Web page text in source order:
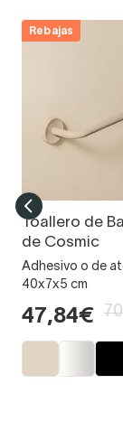
Rebajas
Toallero de
de Cosmic
Adhesivo o de
40x7x5 cm
47,84€